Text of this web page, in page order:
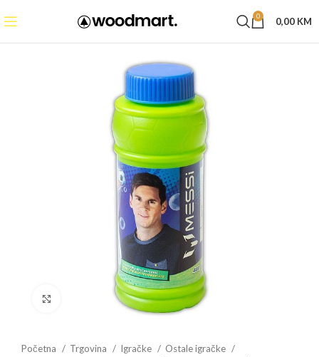
0 0,00 KM
Click to enlarge
Početna Trgovina Igračke
Ostale igračke